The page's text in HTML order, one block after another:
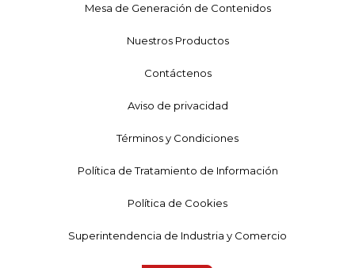
Mesa de Generación de Contenidos
Nuestros Productos
Contáctenos
Aviso de privacidad
Términos y Condiciones
Política de Tratamiento de Información
Política de Cookies
Superintendencia de Industria y Comercio